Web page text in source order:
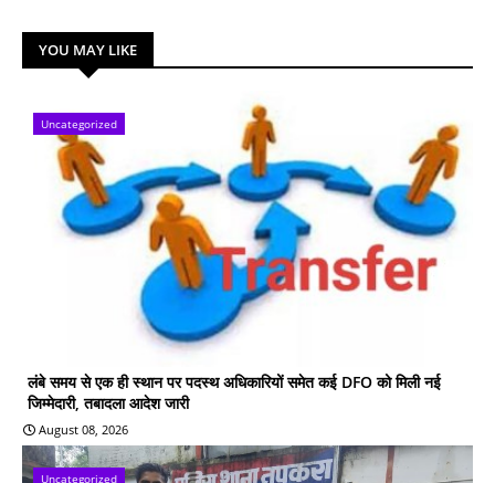
YOU MAY LIKE
Uncategorized
लंबे समय से एक ही स्थान पर पदस्थ अधिकारियों समेत कई DFO को मिली नई
जिम्मेदारी, तबादला आदेश जारी
August 08, 2026
Uncategorized